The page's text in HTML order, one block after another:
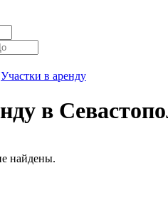
Участки в аренду
в
найдены.